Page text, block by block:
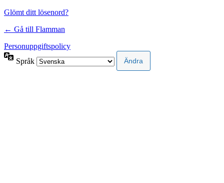
Glömt ditt lösenord?
← Gå till Flamman
Personuppgiftspolicy
Språk